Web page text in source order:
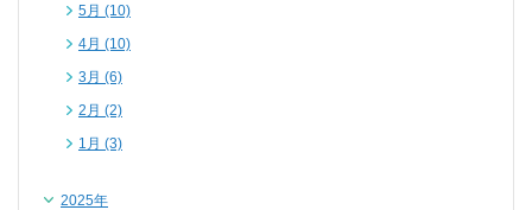
5月 (10)
4月 (10)
3月 (6)
2月 (2)
1月 (3)
2025年